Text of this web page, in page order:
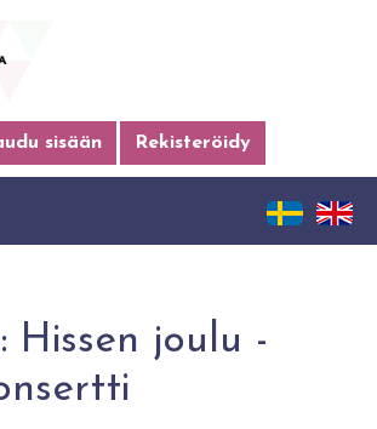
sisään Rekisteröidy
Hissen joulu -